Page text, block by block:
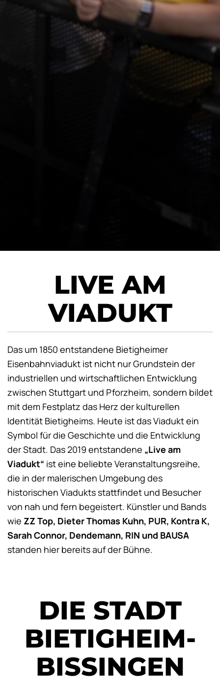
LIVE AM
VIADUKT
Das um 1850 entstandene Bietigheimer
Eisenbahnviadukt ist nicht nur Grundstein der
industriellen und wirtschaftlichen Entwicklung
zwischen Stuttgart und Pforzheim, sondern bildet
mit dem Festplatz das Herz der kulturellen
Identität Bietigheims. Heute ist das Viadukt ein
Symbol für die Geschichte und die Entwicklung
der Stadt. Das 2019 entstandene „Live am
Viadukt“ ist eine beliebte Veranstaltungsreihe,
die in der malerischen Umgebung des
historischen Viadukts stattfindet und Besucher
von nah und fern begeistert. Künstler und Bands
wie ZZ Top, Dieter Thomas Kuhn, PUR, Kontra K,
Sarah Connor, Dendemann, RIN und BAUSA
standen hier bereits auf der Bühne.
DIE STADT
BIETIGHEIM-
BISSINGEN